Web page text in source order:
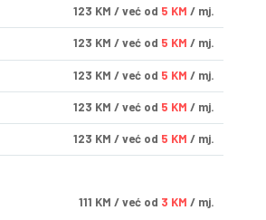
123 KM / već od 5 KM / mj.
123 KM / već od 5 KM / mj.
123 KM / već od 5 KM / mj.
123 KM / već od 5 KM / mj.
123 KM / već od 5 KM / mj.
111 KM / već od 3 KM / mj.